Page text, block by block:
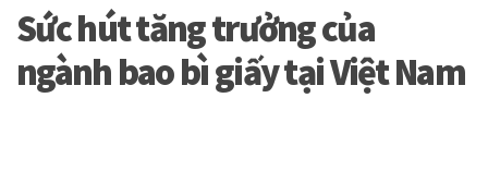
Sức hút tăng trưởng của
ngành bao bì giấy tại Việt Nam